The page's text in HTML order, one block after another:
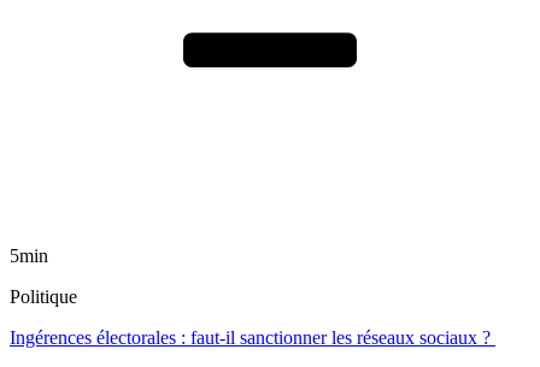
5min
Politique
Ingérences électorales : faut-il sanctionner les réseaux sociaux ?